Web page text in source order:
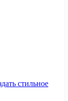
стильное